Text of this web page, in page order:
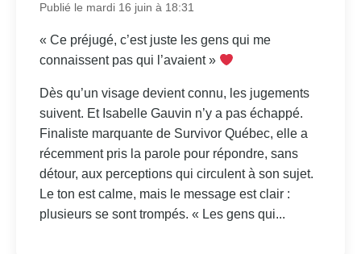
Publié le mardi 16 juin à 18:31
« Ce préjugé, c’est juste les gens qui me
connaissent pas qui l’avaient »
Dès qu’un visage devient connu, les jugements
suivent. Et Isabelle Gauvin n’y a pas échappé.
Finaliste marquante de Survivor Québec, elle a
récemment pris la parole pour répondre, sans
détour, aux perceptions qui circulent à son sujet.
Le ton est calme, mais le message est clair :
plusieurs se sont trompés. « Les gens qui...